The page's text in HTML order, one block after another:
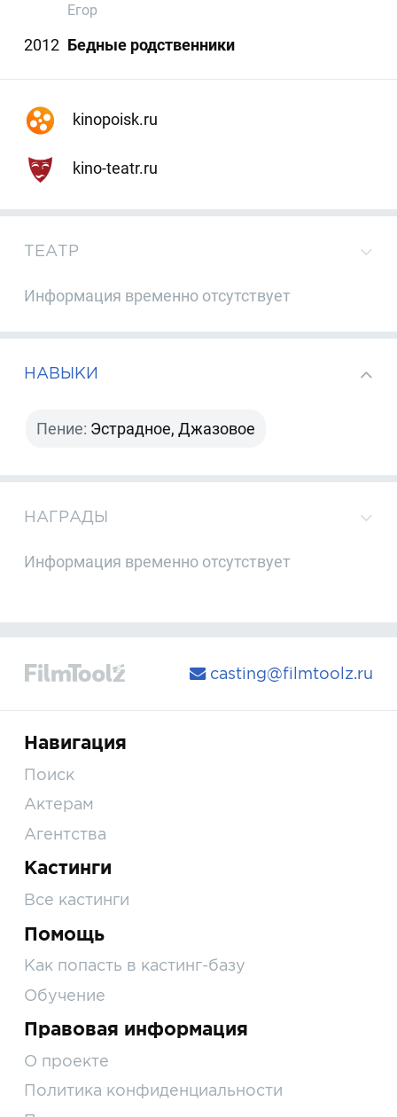
Егор
2012 Бедные родственники
kinopoisk.ru
kino-teatr.ru
ТЕАТР
Информация временно отсутствует
НАВЫКИ
Пение: Эстрадное, Джазовое
НАГРАДЫ
Информация временно отсутствует
casting@filmtoolz.ru
Навигация
Поиск
Актерам
Агентства
Кастинги
Все кастинги
Помощь
Как попасть в кастинг-базу
Обучение
Правовая информация
О проекте
Политика конфиденциальности